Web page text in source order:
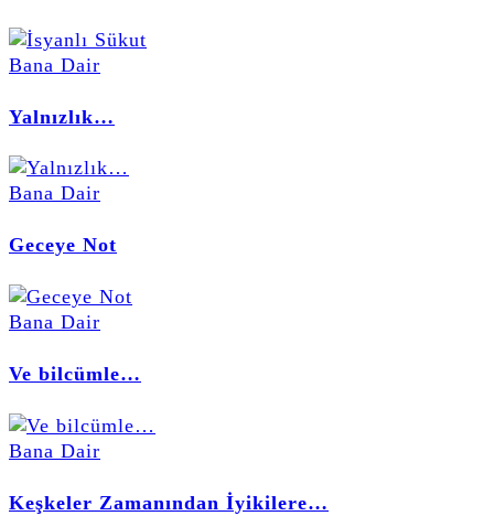
Bana Dair
Yalnızlık…
Bana Dair
Geceye Not
Bana Dair
Ve bilcümle…
Bana Dair
Keşkeler Zamanından İyikilere…